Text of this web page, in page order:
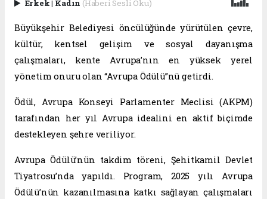
Erkek| Kadın (Haberi Sesli Oku)
Büyükşehir Belediyesi öncülüğünde yürütülen çevre,
kültür, kentsel gelişim ve sosyal dayanışma
çalışmaları, kente Avrupa’nın en yüksek yerel
yönetim onuru olan “Avrupa Ödülü”nü getirdi.
Ödül, Avrupa Konseyi Parlamenter Meclisi (AKPM)
tarafından her yıl Avrupa idealini en aktif biçimde
destekleyen şehre veriliyor.
Avrupa Ödülü’nün takdim töreni, Şehitkamil Devlet
Tiyatrosu’nda yapıldı. Program, 2025 yılı Avrupa
Ödülü’nün kazanılmasına katkı sağlayan çalışmaları